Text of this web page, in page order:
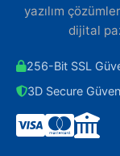
yazılım
dijital
256-Bit SSL
3D Secure